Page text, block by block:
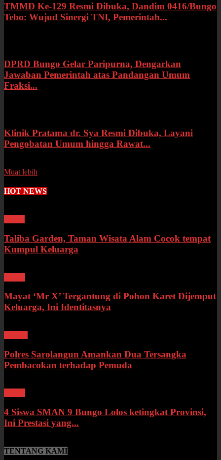
TMMD Ke-129 Resmi Dibuka, Dandim 0416/Bungo
Tebo: Wujud Sinergi TNI, Pemerintah...
DPRD Bungo Gelar Paripurna, Dengarkan
Jawaban Pemerintah atas Pandangan Umum
Fraksi...
Klinik Pratama dr. Sya Resmi Dibuka, Layani
Pengobatan Umum hingga Rawat...
Muat lebih
HOT NEWS
Taliba Garden, Taman Wisata Alam Cocok tempat
Kumpul Keluarga
Mayat ‘Mr X’ Tergantung di Pohon Karet Dijemput
Keluarga, Ini Identitasnya
Polres Sarolangun Amankan Dua Tersangka
Pembacokan terhadap Pemuda
4 Siswa SMAN 9 Bungo Lolos ketingkat Provinsi,
Ini Prestasi yang...
TENTANG KAMI